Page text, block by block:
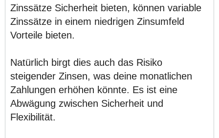
Zinssätze Sicherheit bieten, können variable
Zinssätze in einem niedrigen Zinsumfeld
Vorteile bieten.
Natürlich birgt dies auch das Risiko
steigender Zinsen, was deine monatlichen
Zahlungen erhöhen könnte. Es ist eine
Abwägung zwischen Sicherheit und
Flexibilität.